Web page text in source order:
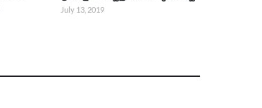
July 13, 2019